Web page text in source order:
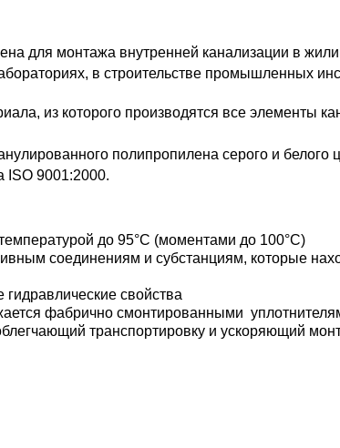
для монтажа внутренней канализации в
в строительстве промышленных
из которого производятся все элементы
полипропилена серого и белого
ISO 9001:2000.
до 95°С (моментами до 100°С)
соединениям и субстанциям, которые
свойства
фабрично смонтированными
транспортировку и ускоряющий